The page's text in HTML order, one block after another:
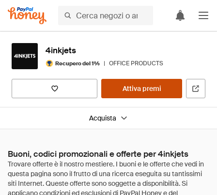
4inkjets
Recupero del 1% | OFFICE PRODUCTS
Attiva premi
Acquista
Buoni, codici promozionali e offerte per 4inkjets